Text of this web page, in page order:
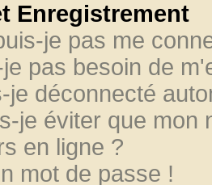
Enregistrement
je pas me
pas besoin de
je déconnecté
je éviter que mon
en ligne ?
mot de passe !